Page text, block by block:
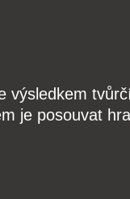
výsledkem
je posouvat